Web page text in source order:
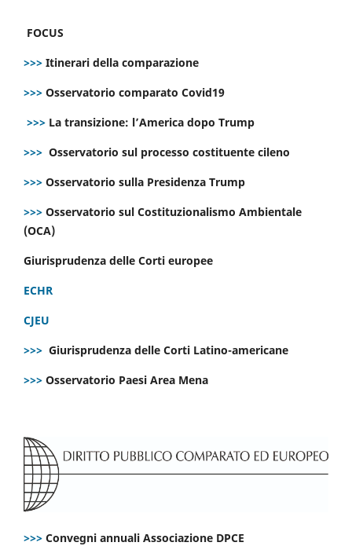
FOCUS
>>> Itinerari della comparazione
>>> Osservatorio comparato Covid19
>>> La transizione: l’America dopo Trump
>>> Osservatorio sul processo costituente cileno
>>> Osservatorio sulla Presidenza Trump
>>> Osservatorio sul Costituzionalismo Ambientale
(OCA)
Giurisprudenza delle Corti europee
ECHR
CJEU
>>> Giurisprudenza delle Corti Latino-americane
>>> Osservatorio Paesi Area Mena
>>> Convegni annuali Associazione DPCE